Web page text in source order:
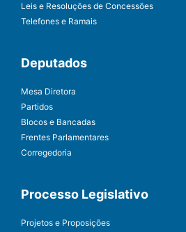
Leis e Resoluções de Concessões
Telefones e Ramais
Deputados
Mesa Diretora
Partidos
Blocos e Bancadas
Frentes Parlamentares
Corregedoria
Processo Legislativo
Projetos e Proposições